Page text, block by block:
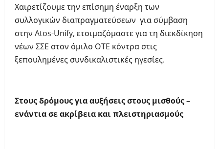
Χαιρετίζουμε την επίσημη έναρξη των
συλλογικών διαπραγματεύσεων για σύμβαση
στην Atos-Unify, ετοιμαζόμαστε για τη διεκδίκηση
νέων ΣΣΕ στον όμιλο ΟΤΕ κόντρα στις
ξεπουλημένες συνδικαλιστικές ηγεσίες.
Στους δρόμους για αυξήσεις στους μισθούς –
ενάντια σε ακρίβεια και πλειστηριασμούς